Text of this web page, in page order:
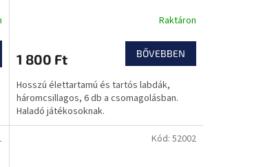
Raktáron
1 800 Ft BŐVEBBEN
Hosszú élettartamú és tartós labdák,
háromcsillagos, 6 db a csomagolásban.
Haladó játékosoknak.
Kód: 52002